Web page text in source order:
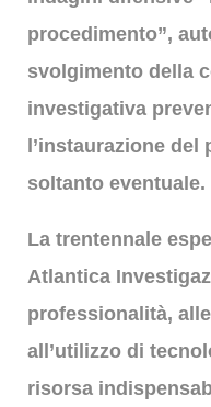
procedimento”,
svolgimento della
investigativa
l’instaurazione del
soltanto eventuale.
La trentennale
Atlantica
professionalità,
all’utilizzo di
risorsa